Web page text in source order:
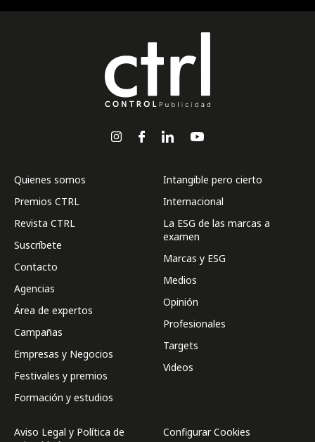
Quienes somos
Premios CTRL
Revista CTRL
Suscríbete
Contacto
Agencias
Área de expertos
Campañas
Empresas y Negocios
Festivales y premios
Formación y estudios
Intangible pero cierto
Internacional
La ESG de las marcas a
examen
Marcas y ESG
Medios
Opinión
Profesionales
Targets
Videos
Aviso Legal y Política de
Configurar Cookies